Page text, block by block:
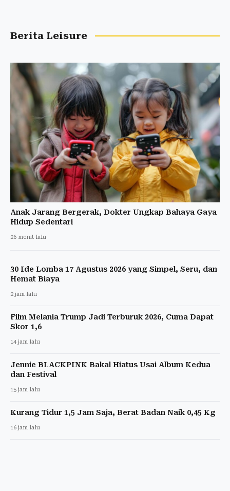
Berita Leisure
Anak Jarang Bergerak, Dokter Ungkap Bahaya Gaya
Hidup Sedentari
26 menit lalu
30 Ide Lomba 17 Agustus 2026 yang Simpel, Seru, dan
Hemat Biaya
2 jam lalu
Film Melania Trump Jadi Terburuk 2026, Cuma Dapat
Skor 1,6
14 jam lalu
Jennie BLACKPINK Bakal Hiatus Usai Album Kedua
dan Festival
15 jam lalu
Kurang Tidur 1,5 Jam Saja, Berat Badan Naik 0,45 Kg
16 jam lalu